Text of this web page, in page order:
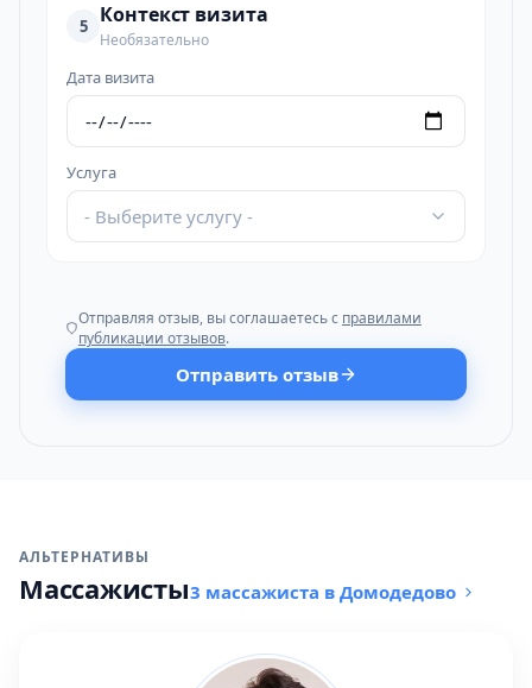
5 Контекст визита
Необязательно
Дата визита
Услуга
- Выберите услугу -
Отправляя отзыв, вы соглашаетесь с правилами
публикации отзывов.
Отправить отзыв
АЛЬТЕРНАТИВЫ
Массажисты3 массажиста в Домодедово